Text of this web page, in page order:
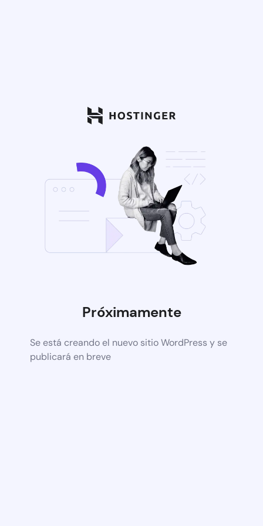
Próximamente
Se está creando el nuevo sitio WordPress y se
publicará en breve